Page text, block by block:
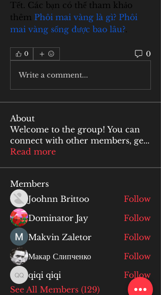
Tết. Các bạn có thể tham khảo
thêm Phôi mai vàng là gì? Phôi
mai vàng sống được bao lâu?.
0 0
Write a comment...
About
Welcome to the group! You can
connect with other members, ge...
Read more
Members
Joohnn Brittoo
Follow
Dominator Jay
Follow
Makvin Zaletor
Follow
Макар Слипченко
Follow
qiqi qiqi
qiqi qiqi
Follow
See All Members (129)